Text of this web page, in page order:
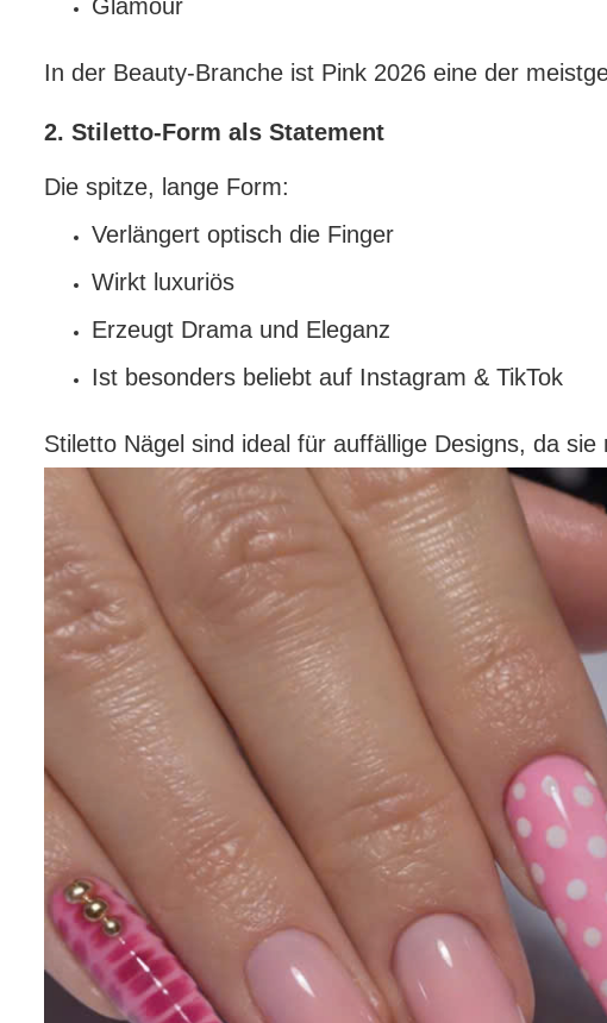
Glamour
In der Beauty-Branche ist Pink 2026 eine der
2. Stiletto-Form als Statement
Die spitze, lange Form:
Verlängert optisch die Finger
Wirkt luxuriös
Erzeugt Drama und Eleganz
Ist besonders beliebt auf Instagram & TikTok
Stiletto Nägel sind ideal für auffällige Designs, da